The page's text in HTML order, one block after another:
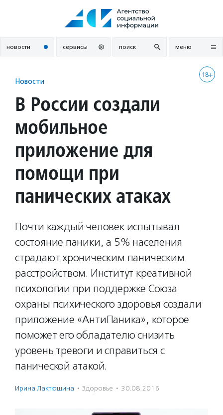
новости сервисы поиск меню
18+
Новости
В России создали
мобильное
приложение для
помощи при
панических атаках
Почти каждый человек испытывал
состояние паники, а 5% населения
страдают хроническим паническим
расстройством. Институт креативной
психологии при поддержке Союза
охраны психического здоровья создали
приложение «АнтиПаника», которое
поможет его обладателю снизить
уровень тревоги и справиться с
панической атакой.
Ирина Лактюшина · Здоровье · 30.08.2016